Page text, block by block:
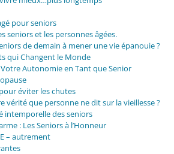
pour seniors
seniors et les personnes âgées.
de demain à mener une vie épanouie ?
qui Changent le Monde
Autonomie en Tant que Senior
éviter les chutes
vérité que personne ne dit sur la vieillesse ?
intemporelle des seniors
: Les Seniors à l’Honneur
– autrement